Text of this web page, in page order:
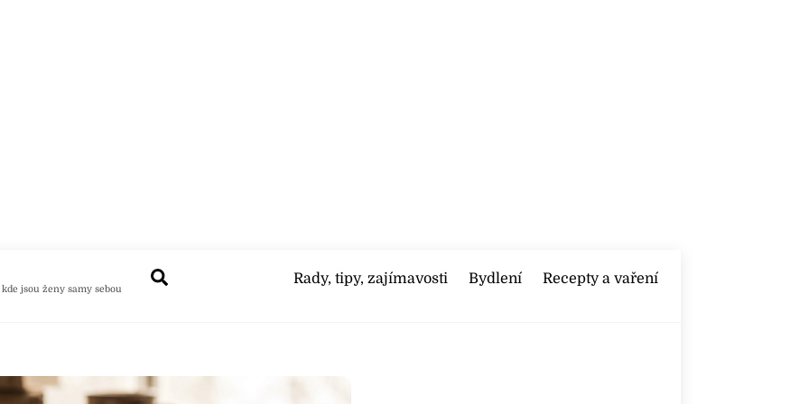
kde jsou ženy samy sebou
Rady, tipy, zajímavosti Bydlení Recepty a vaření